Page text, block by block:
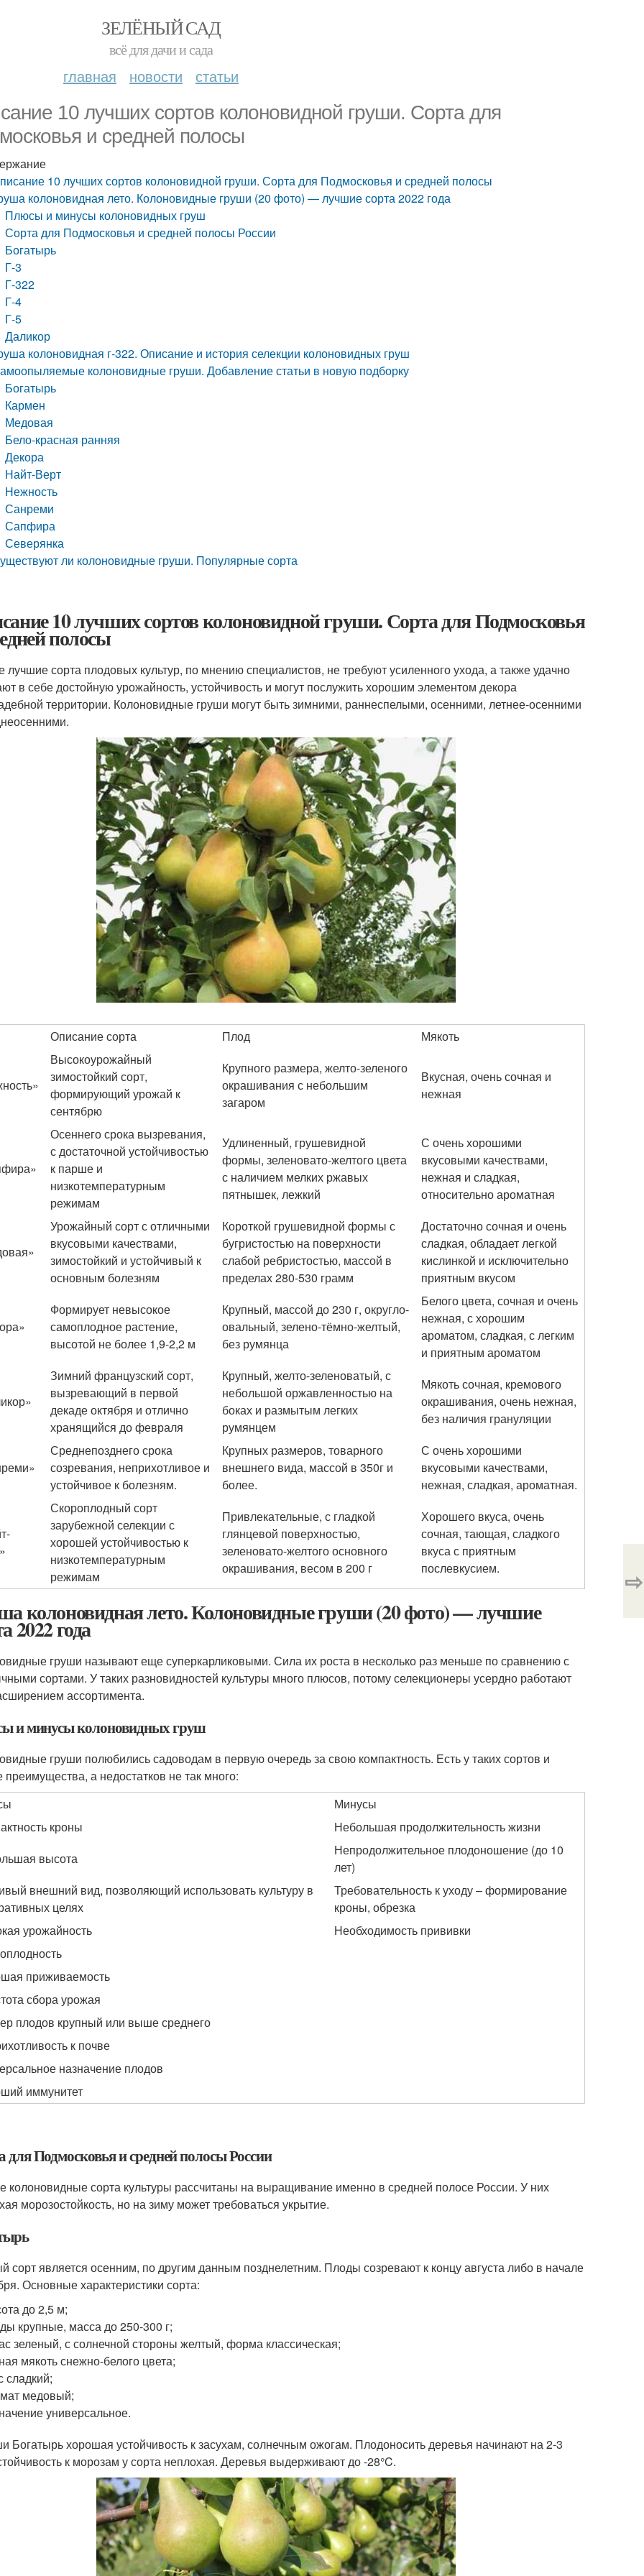
ЗЕЛЁНЫЙ САД
всё для дачи и сада
главная новости статьи
10 лучших сортов колоновидной груши. Сорта для
и средней полосы
10 лучших сортов колоновидной груши. Сорта для Подмосковья и средней полосы
колоновидная лето. Колоновидные груши (20 фото) — лучшие сорта 2022 года
Плюсы и минусы колоновидных груш
Сорта для Подмосковья и средней полосы России
Богатырь
Г-3
Г-322
Г-4
Г-5
Даликор
колоновидная г-322. Описание и история селекции колоновидных груш
колоновидные груши. Добавление статьи в новую подборку
Богатырь
Кармен
Медовая
Бело-красная ранняя
Декора
Найт-Верт
Нежность
Санреми
Сапфира
Северянка
ли колоновидные груши. Популярные сорта
10 лучших сортов колоновидной груши. Сорта для Подмосковья
полосы
сорта плодовых культур, по мнению специалистов, не требуют усиленного ухода, а также удачно
в себе достойную урожайность, устойчивость и могут послужить хорошим элементом декора
территории. Колоновидные груши могут быть зимними, раннеспелыми, осенними, летнее-осенними
Описание сорта Плод Мякоть
Высокоурожайный
зимостойкий сорт,
формирующий урожай к
сентябрю
Крупного размера, желто-зеленого
окрашивания с небольшим
загаром
Вкусная, очень сочная и
нежная
Осеннего срока вызревания,
с достаточной устойчивостью
к парше и
низкотемпературным
режимам
Удлиненный, грушевидной
формы, зеленовато-желтого цвета
с наличием мелких ржавых
пятнышек, лежкий
С очень хорошими
вкусовыми качествами,
нежная и сладкая,
относительно ароматная
Урожайный сорт с отличными
вкусовыми качествами,
зимостойкий и устойчивый к
основным болезням
Короткой грушевидной формы с
бугристостью на поверхности
слабой ребристостью, массой в
пределах 280-530 грамм
Достаточно сочная и очень
сладкая, обладает легкой
кислинкой и исключительно
приятным вкусом
Формирует невысокое
самоплодное растение,
высотой не более 1,9-2,2 м
Крупный, массой до 230 г, округло-
овальный, зелено-тёмно-желтый,
без румянца
Белого цвета, сочная и очень
нежная, с хорошим
ароматом, сладкая, с легким
и приятным ароматом
Зимний французский сорт,
вызревающий в первой
декаде октября и отлично
хранящийся до февраля
Крупный, желто-зеленоватый, с
небольшой оржавленностью на
боках и размытым легких
румянцем
Мякоть сочная, кремового
окрашивания, очень нежная,
без наличия грануляции
Среднепозднего срока
созревания, неприхотливое и
устойчивое к болезням.
Крупных размеров, товарного
внешнего вида, массой в 350г и
более.
С очень хорошими
вкусовыми качествами,
нежная, сладкая, ароматная.
Скороплодный сорт
зарубежной селекции с
хорошей устойчивостью к
низкотемпературным
режимам
Привлекательные, с гладкой
глянцевой поверхностью,
зеленовато-желтого основного
окрашивания, весом в 200 г
Хорошего вкуса, очень
сочная, тающая, сладкого
вкуса с приятным
послевкусием.
колоновидная лето. Колоновидные груши (20 фото) — лучшие
2022 года
груши называют еще суперкарликовыми. Сила их роста в несколько раз меньше по сравнению с
сортами. У таких разновидностей культуры много плюсов, потому селекционеры усердно работают
ассортимента.
и минусы колоновидных груш
груши полюбились садоводам в первую очередь за свою компактность. Есть у таких сортов и
преимущества, а недостатков не так много:
Минусы
кроны
Небольшая продолжительность жизни
высота
Непродолжительное плодоношение (до 10
лет)
внешний вид, позволяющий использовать культуру в
целях
Требовательность к уходу – формирование
кроны, обрезка
урожайность
Необходимость прививки
приживаемость
сбора урожая
плодов крупный или выше среднего
к почве
назначение плодов
иммунитет
для Подмосковья и средней полосы России
колоновидные сорта культуры рассчитаны на выращивание именно в средней полосе России. У них
морозостойкость, но на зиму может требоваться укрытие.
сорт является осенним, по другим данным позднелетним. Плоды созревают к концу августа либо в начале
Основные характеристики сорта:
до 2,5 м;
крупные, масса до 250-300 г;
зеленый, с солнечной стороны желтый, форма классическая;
мякоть снежно-белого цвета;
сладкий;
медовый;
универсальное.
Богатырь хорошая устойчивость к засухам, солнечным ожогам. Плодоносить деревья начинают на 2-3
к морозам у сорта неплохая. Деревья выдерживают до -28°C.
⇨